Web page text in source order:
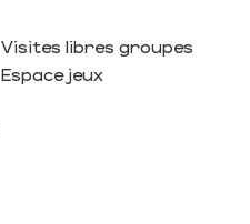
Visites libres groupes
Espace jeux